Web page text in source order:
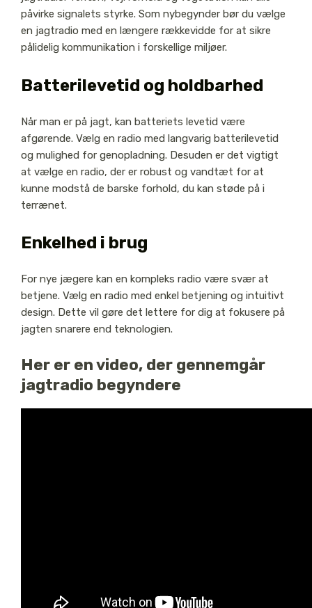
påvirke signalets styrke. Som nybegynder bør du vælge
en jagtradio med en længere rækkevidde for at sikre
pålidelig kommunikation i forskellige miljøer.
Batterilevetid og holdbarhed
Når man er på jagt, kan batteriets levetid være
afgørende. Vælg en radio med langvarig batterilevetid
og mulighed for genopladning. Desuden er det vigtigt
at vælge en radio, der er robust og vandtæt for at
kunne modstå de barske forhold, du kan støde på i
terrænet.
Enkelhed i brug
For nye jægere kan en kompleks radio være svær at
betjene. Vælg en radio med enkel betjening og intuitivt
design. Dette vil gøre det lettere for dig at fokusere på
jagten snarere end teknologien.
Her er en video, der gennemgår
jagtradio begyndere